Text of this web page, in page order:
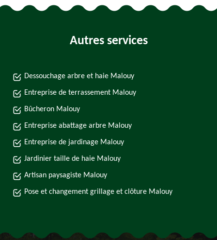
Autres services
Dessouchage arbre et haie Malouy
Entreprise de terrassement Malouy
Bûcheron Malouy
Entreprise abattage arbre Malouy
Entreprise de jardinage Malouy
Jardinier taille de haie Malouy
Artisan paysagiste Malouy
Pose et changement grillage et clôture Malouy